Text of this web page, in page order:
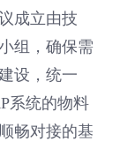
成立由技
组，确保需
设，统一
系统的物料
畅对接的基